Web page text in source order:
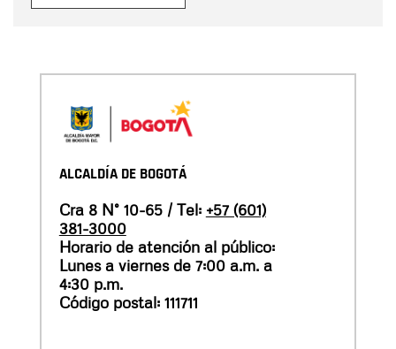
ALCALDÍA DE BOGOTÁ
Cra 8 N° 10-65 / Tel: +57 (601)
381-3000
Horario de atención al público:
Lunes a viernes de 7:00 a.m. a
4:30 p.m.
Código postal: 111711